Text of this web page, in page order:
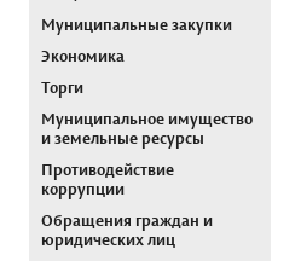
Муниципальные закупки
Экономика
Торги
Муниципальное имущество
и земельные ресурсы
Противодействие
коррупции
Обращения граждан и
юридических лиц